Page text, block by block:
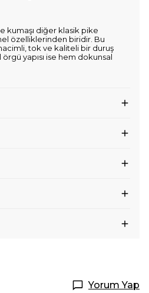
kumaşı diğer klasik pike
özelliklerinden biridir. Bu
tok ve kaliteli bir duruş
yapısı ise hem dokunsal
Yorum Yap